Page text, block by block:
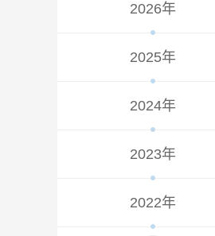
2026年
2025年
2024年
2023年
2022年